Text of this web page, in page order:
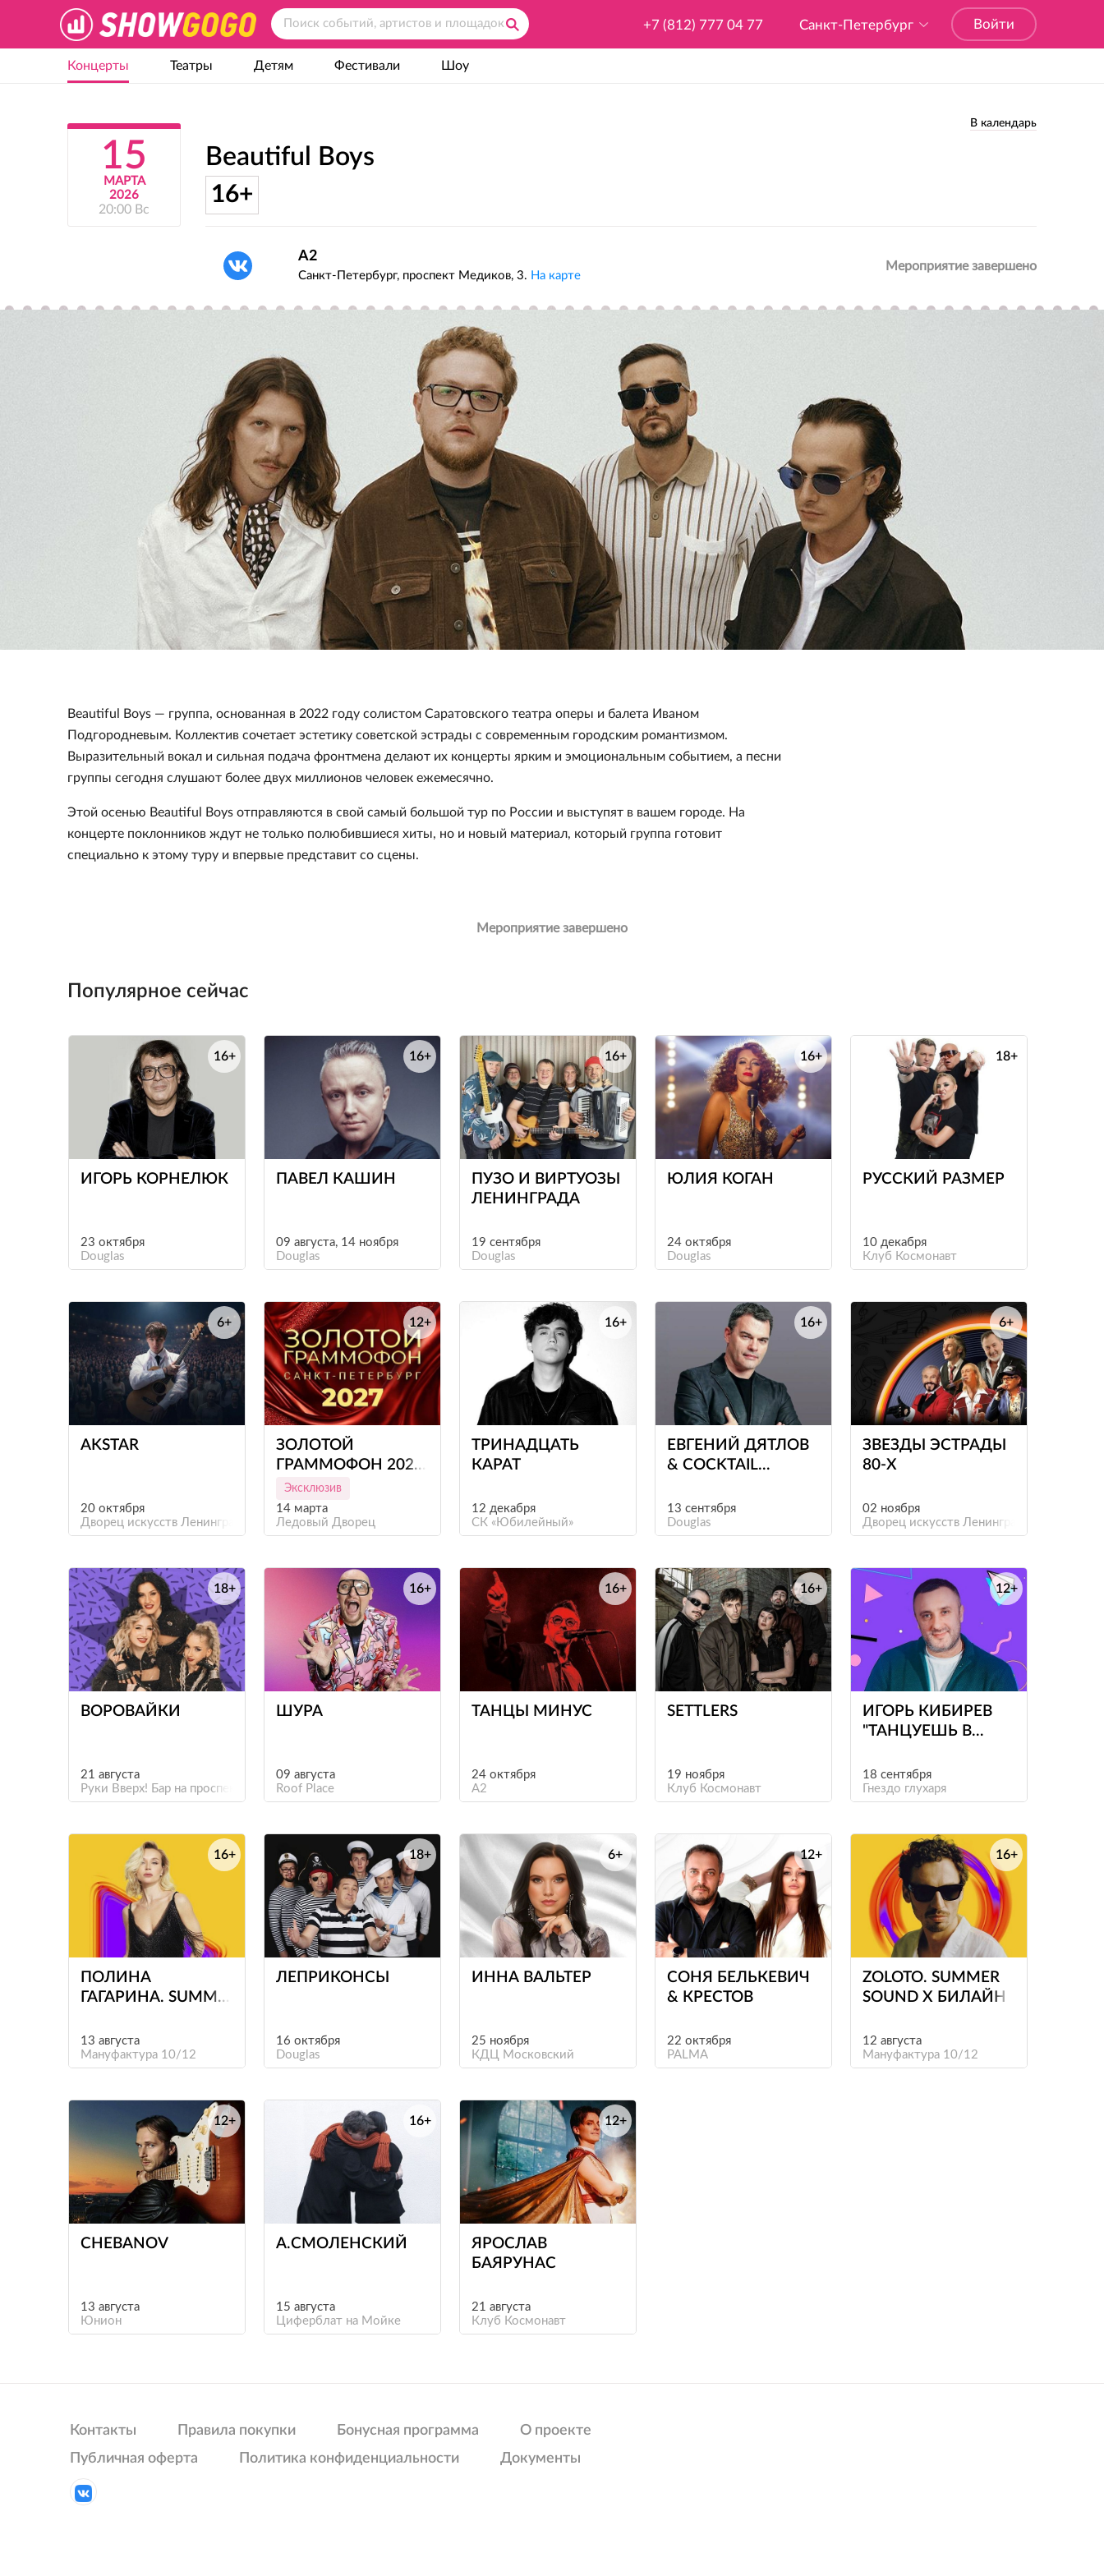
Войти
Санкт-Петербург
+7 (812) 777 04 77
Концерты Театры Детям Фестивали Шоу
В календарь
15
МАРТА
2026
20:00 Вс
Beautiful Boys
16+
A2
Санкт-Петербург, проспект Медиков, 3. На карте
Мероприятие завершено
Beautiful Boys — группа, основанная в 2022 году солистом Саратовского театра оперы и балета Иваном
Подгородневым. Коллектив сочетает эстетику советской эстрады с современным городским романтизмом.
Выразительный вокал и сильная подача фронтмена делают их концерты ярким и эмоциональным событием, а песни
группы сегодня слушают более двух миллионов человек ежемесячно.
Этой осенью Beautiful Boys отправляются в свой самый большой тур по России и выступят в вашем городе. На
концерте поклонников ждут не только полюбившиеся хиты, но и новый материал, который группа готовит
специально к этому туру и впервые представит со сцены.
Мероприятие завершено
Популярное сейчас
ИГОРЬ КОРНЕЛЮК
23 октября
Douglas
16+
е
ПАВЕЛ КАШИН
09 августа, 14 ноября
Douglas
16+
е
ПУЗО И ВИРТУОЗЫ
ЛЕНИНГРАДА
19 сентября
Douglas
16+
ЮЛИЯ КОГАН
24 октября
Douglas
16+
е
РУССКИЙ РАЗМЕР
10 декабря
Клуб Космонавт
18+
е
AKSTAR
20 октября
Дворец искусств Ленинградской области
6+
е
ЗОЛОТОЙ
ГРАММОФОН 2027
(САНКТ-ПЕТЕРБУРГ)
Эксклюзив
14 марта
Ледовый Дворец
12+
ТРИНАДЦАТЬ
КАРАТ
12 декабря
СК «Юбилейный»
16+
е
ЕВГЕНИЙ ДЯТЛОВ
& COCKTAIL
13 сентября
Douglas
16+
е
ЗВЕЗДЫ ЭСТРАДЫ
80-Х
02 ноября
Дворец искусств Ленинградской области
6+
е
ВОРОВАЙКИ
21 августа
Руки Вверх! Бар на проспекте Культуры
18+
е
ШУРА
09 августа
Roof Place
16+
е
ТАНЦЫ МИНУС
24 октября
A2
16+
е
SETTLERS
19 ноября
Клуб Космонавт
16+
ИГОРЬ КИБИРЕВ
"ТАНЦУЕШЬ В
18 сентября
Гнездо глухаря
12+
е
ПОЛИНА
ГАГАРИНА. SUMMER
13 августа
Мануфактура 10/12
16+
е
ЛЕПРИКОНСЫ
16 октября
Douglas
18+
е
ИННА ВАЛЬТЕР
25 ноября
КДЦ Московский
6+
е
СОНЯ БЕЛЬКЕВИЧ
& КРЕСТОВ
22 октября
PALMA
12+
е
ZOLOTO. SUMMER
SOUND Х БИЛАЙН
12 августа
Мануфактура 10/12
16+
е
CHEBANOV
13 августа
Юнион
12+
А.СМОЛЕНСКИЙ
15 августа
Циферблат на Мойке
16+
е
ЯРОСЛАВ
БАЯРУНАС
21 августа
Клуб Космонавт
12+
Контакты Правила покупки Бонусная программа
О проекте
Публичная оферта
Политика конфиденциальности Документы